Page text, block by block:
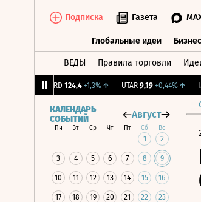
Подписка Газета
Глобальные идеи Бизнес
ВЕДЫ Правила торговли
124,4 +1,3%↑ UTAR 9,19 +0,44%↑
КАЛЕНДАРЬ
СОБЫТИЙ
Август
Пн Вт Ср Чт Пт Сб Вс
1 2
3 4 5 6 7 8 9
10 11 12 13 14 15 16
17 18 19 20 21 22 23